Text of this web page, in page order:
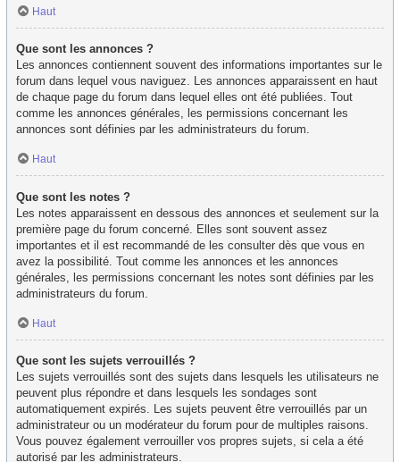
Haut
Que sont les annonces ?
Les annonces contiennent souvent des informations importantes sur le
forum dans lequel vous naviguez. Les annonces apparaissent en haut
de chaque page du forum dans lequel elles ont été publiées. Tout
comme les annonces générales, les permissions concernant les
annonces sont définies par les administrateurs du forum.
Haut
Que sont les notes ?
Les notes apparaissent en dessous des annonces et seulement sur la
première page du forum concerné. Elles sont souvent assez
importantes et il est recommandé de les consulter dès que vous en
avez la possibilité. Tout comme les annonces et les annonces
générales, les permissions concernant les notes sont définies par les
administrateurs du forum.
Haut
Que sont les sujets verrouillés ?
Les sujets verrouillés sont des sujets dans lesquels les utilisateurs ne
peuvent plus répondre et dans lesquels les sondages sont
automatiquement expirés. Les sujets peuvent être verrouillés par un
administrateur ou un modérateur du forum pour de multiples raisons.
Vous pouvez également verrouiller vos propres sujets, si cela a été
autorisé par les administrateurs.